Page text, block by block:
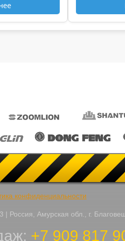
конфиденциальности
Амурская обл., г.
+7 909 817